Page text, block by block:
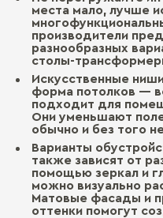
места мало, лучше
производители
разнообразных
столы-
Искусственные
форма потолков —
подходит для
Они уменьшают
обычно и без того
Варианты
также зависят от
помощью зеркал и
можно визуально
Матовые фасады и
оттенки помогут